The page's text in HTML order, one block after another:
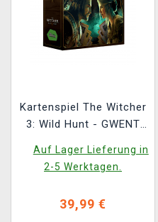
Kartenspiel The Witcher
3: Wild Hunt - GWENT
VERSION)
Auf Lager Lieferung in
2-5 Werktagen.
39,99 €